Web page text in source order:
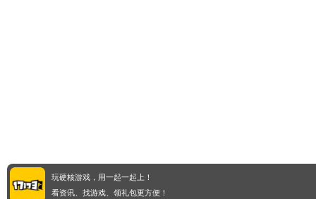
玩硬核游戏，用一起一起上！
看资讯、找游戏、领礼包更方便！